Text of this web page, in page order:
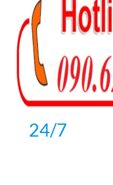
24/7